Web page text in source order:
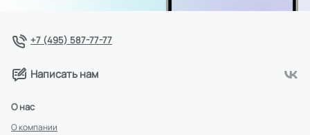
+7 (495) 587-77-77
Написать нам
О нас
О компании